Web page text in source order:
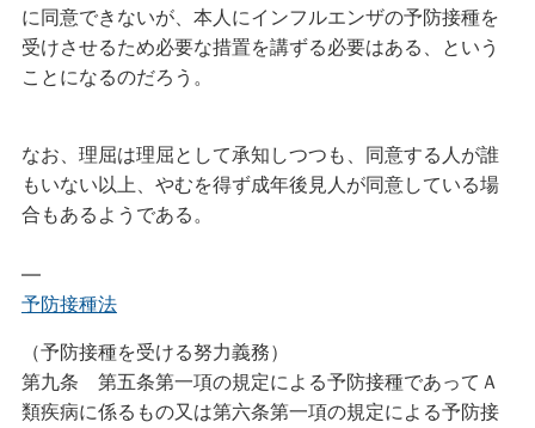
に同意できないが、本人にインフルエンザの予防接種を
受けさせるため必要な措置を講ずる必要はある、という
ことになるのだろう。
なお、理屈は理屈として承知しつつも、同意する人が誰
もいない以上、やむを得ず成年後見人が同意している場
合もあるようである。
—
予防接種法
（予防接種を受ける努力義務）
第九条 第五条第一項の規定による予防接種であってＡ
類疾病に係るもの又は第六条第一項の規定による予防接